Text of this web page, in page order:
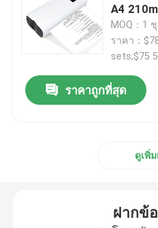
เครื่องพิมพ์ใบเสร็จ 80 มม.
เครื่องพิมพ์ความร้อนขนา
เครื่องพิมพ์ความร้อน
เครื่องพิมพ์ความร้อน
A4
MOQ：1
ราคา：
sets;$75
ราคาถูกที่สุด
ดูเพิ่
ฝากข้